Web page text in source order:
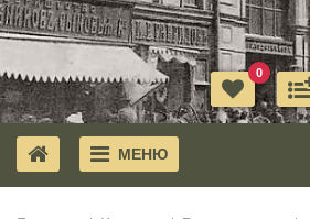
0
МЕНЮ